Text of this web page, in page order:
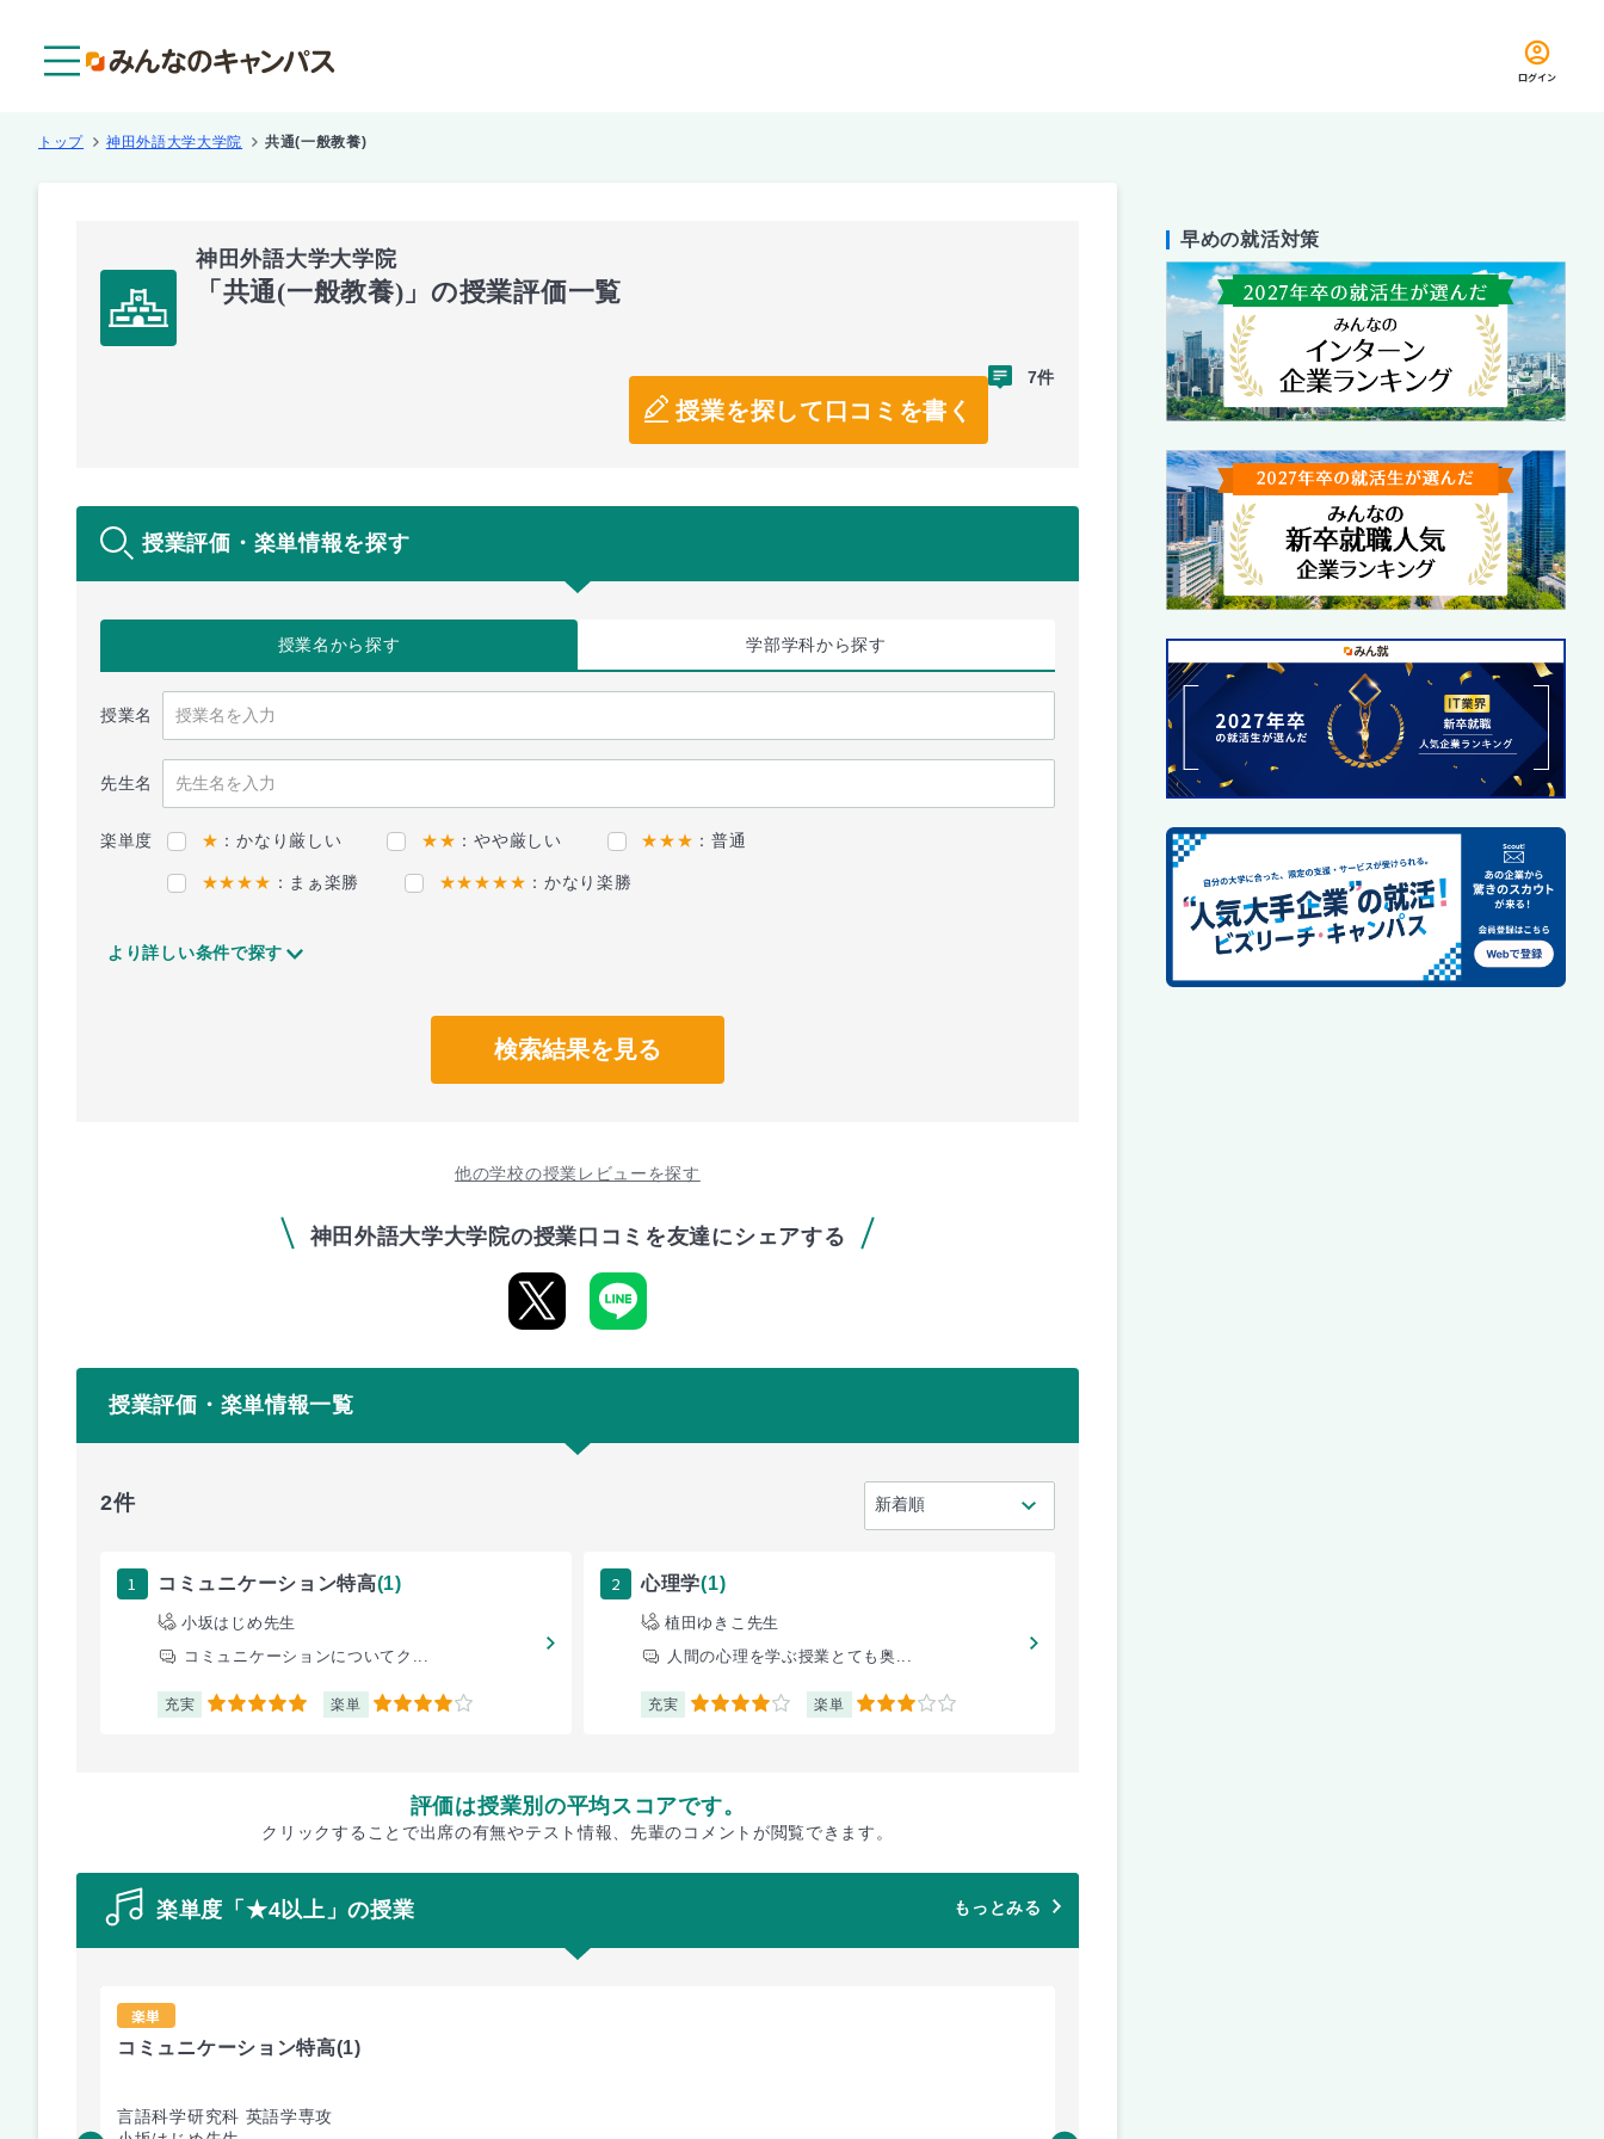
ログイン
トップ 神田外語大学大学院 共通(一般教養)
神田外語大学大学院
「共通(一般教養)」の授業評価一覧
授業を探して口コミを書く
7件
授業評価・楽単情報を探す
授業名から探す 学部学科から探す
授業名
先生名
楽単度 ★ ：かなり厳しい ★★ ：やや厳しい ★★★ ：普通
★★★★ ：まぁ楽勝 ★★★★★ ：かなり楽勝
より詳しい条件で探す
検索結果を見る
他の学校の授業レビューを探す
神田外語大学大学院の授業口コミを友達にシェアする
授業評価・楽単情報一覧
2件
1 コミュニケーション特高(1)
小坂はじめ先生
コミュニケーションについてク...
充実 5 楽単 4
2 心理学(1)
植田ゆきこ先生
人間の心理を学ぶ授業とても奥...
充実 4 楽単 3
評価は授業別の平均スコアです。
クリックすることで出席の有無やテスト情報、先輩のコメントが閲覧できます。
楽単度「★4以上」の授業 もっとみる
楽単
コミュニケーション特高(1)
言語科学研究科 英語学専攻
早めの就活対策